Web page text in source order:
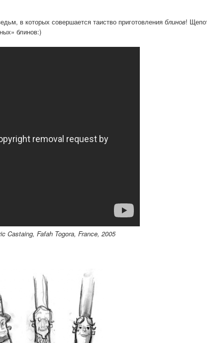
в которых совершается таиство приготовления блинов!
блинов:)
Castaing, Fafah Togora, France, 2005